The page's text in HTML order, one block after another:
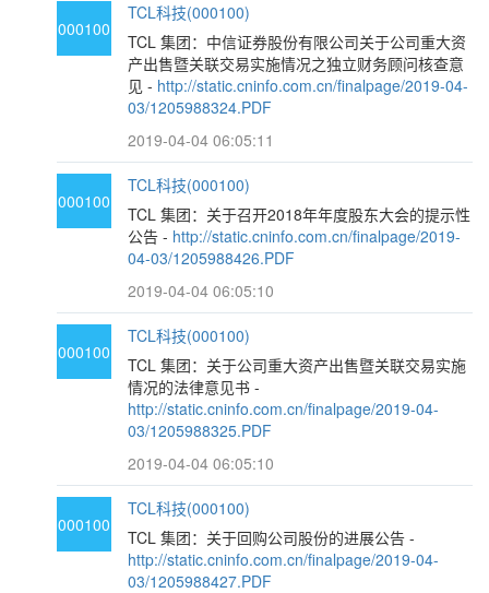
000100
TCL科技(000100)
TCL 集团：中信证券股份有限公司关于公司重大资
产出售暨关联交易实施情况之独立财务顾问核查意
见 - http://static.cninfo.com.cn/finalpage/2019-04-
03/1205988324.PDF
2019-04-04 06:05:11
000100
TCL科技(000100)
TCL 集团：关于召开2018年年度股东大会的提示性
公告 - http://static.cninfo.com.cn/finalpage/2019-
04-03/1205988426.PDF
2019-04-04 06:05:10
000100
TCL科技(000100)
TCL 集团：关于公司重大资产出售暨关联交易实施
情况的法律意见书 -
http://static.cninfo.com.cn/finalpage/2019-04-
03/1205988325.PDF
2019-04-04 06:05:10
000100
TCL科技(000100)
TCL 集团：关于回购公司股份的进展公告 -
http://static.cninfo.com.cn/finalpage/2019-04-
03/1205988427.PDF